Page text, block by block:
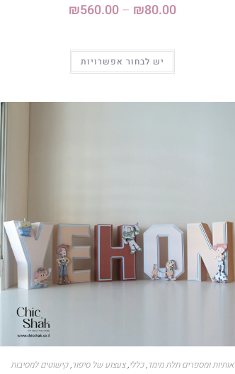
₪80.00
–
₪560.00
יש לבחור אפשרויות
אותיות ומספרים תלת מימד,כללי,צעצוע של סיפור,קישוטים למסיבות